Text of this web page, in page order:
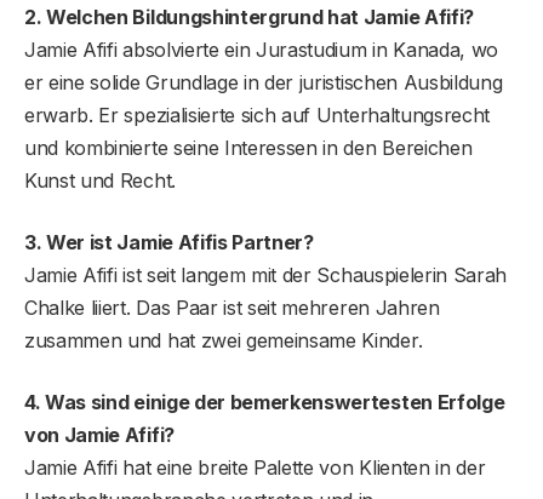
2. Welchen Bildungshintergrund hat Jamie Afifi?
Jamie Afifi absolvierte ein Jurastudium in Kanada, wo
er eine solide Grundlage in der juristischen Ausbildung
erwarb. Er spezialisierte sich auf Unterhaltungsrecht
und kombinierte seine Interessen in den Bereichen
Kunst und Recht.
3. Wer ist Jamie Afifis Partner?
Jamie Afifi ist seit langem mit der Schauspielerin Sarah
Chalke liiert. Das Paar ist seit mehreren Jahren
zusammen und hat zwei gemeinsame Kinder.
4. Was sind einige der bemerkenswertesten Erfolge
von Jamie Afifi?
Jamie Afifi hat eine breite Palette von Klienten in der